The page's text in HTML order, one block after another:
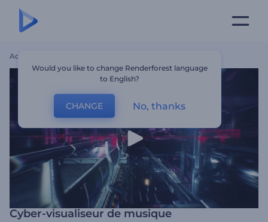
Accueil
Cyber-visualiseur de musique
Would you like to change Renderforest language
to English?
CHANGE No, thanks